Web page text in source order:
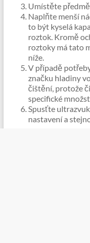
Umístěte
Naplňte menší
to být kyselá
roztok. Kromě
roztoky má tato
níže.
V případě
značku hladiny
čištění, protože
specifické
Spusťte
nastavení a